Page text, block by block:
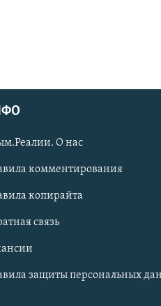
О нас
комментирования
копирайта
связь
защиты персональных